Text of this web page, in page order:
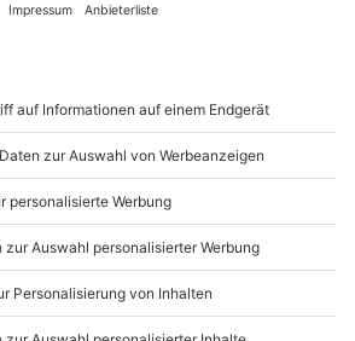
für 1 Person
Firmenkunden Vorteile.
20